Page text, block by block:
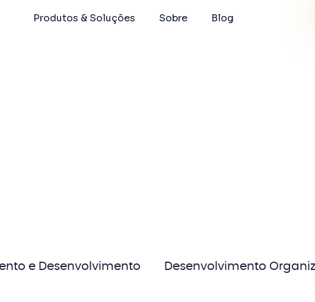
Produtos & Soluções Sobre Blog
e Desenvolvimento Desenvolvimento